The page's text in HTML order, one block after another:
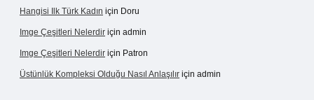
Hangisi Ilk Türk Kadın için Doru
Imge Çeşitleri Nelerdir için admin
Imge Çeşitleri Nelerdir için Patron
Üstünlük Kompleksi Olduğu Nasıl Anlaşılır için admin